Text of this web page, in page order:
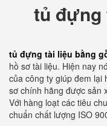
tủ đựng
tủ đựng tài liệu bằng
hồ sơ tài liệu. Hiện nay
của công ty giúp đem lại
sơ chính hãng được sản
Với hàng loạt các tiêu
chuẩn chất lượng ISO